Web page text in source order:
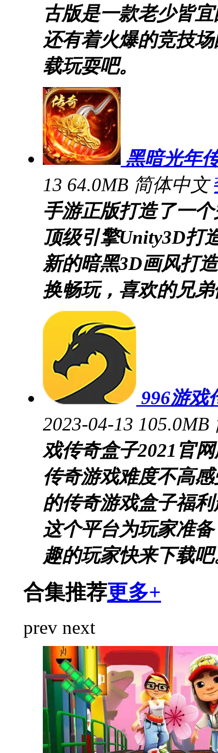
古版是一款老少皆
还有着火爆的竞技
载玩耍吧。
黑暗光年
13 64.0MB 简体中文
手游正版打造了一
顶级引擎Unity3D打
新的暗黑3D画风打
换畅玩，喜欢的兄
996游戏
2023-04-13 105.0MB
戏传奇盒子2021官
传奇游戏难度不高
的传奇游戏盒子福
这个平台为玩家准
趣的玩家快来下载吧
合集推荐更多+
prev next